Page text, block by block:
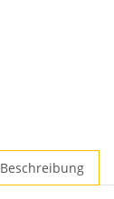
Beschreibung